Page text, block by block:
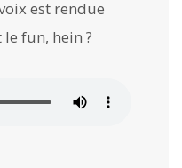
est rendue
fun, hein ?